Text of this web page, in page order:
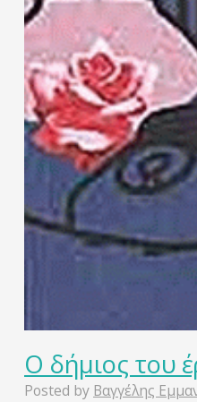
Ο δήμιος του
Posted by Βαγγέλης